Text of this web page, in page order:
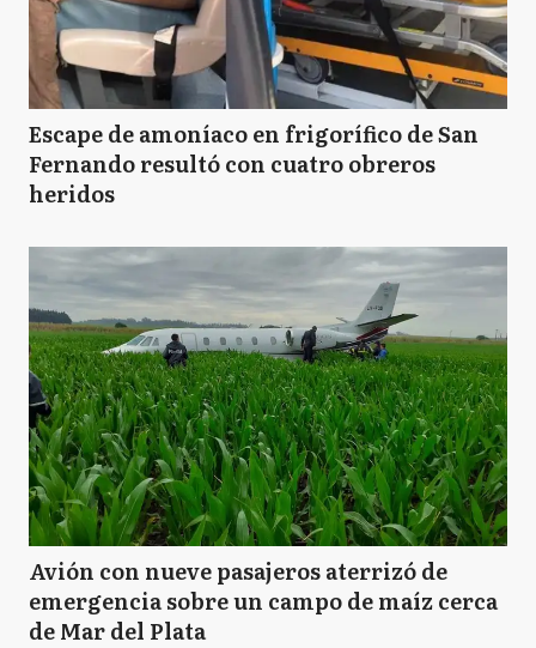
Escape de amoníaco en frigorífico de San
Fernando resultó con cuatro obreros
heridos
Avión con nueve pasajeros aterrizó de
emergencia sobre un campo de maíz cerca
de Mar del Plata